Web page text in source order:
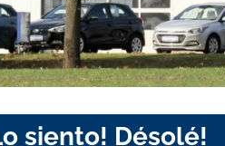
siento! Désolé!